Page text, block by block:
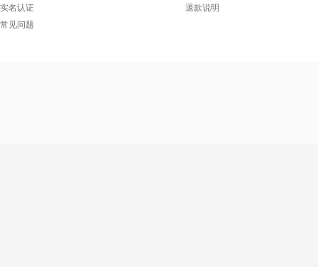
实名认证
常见问题
退款说明